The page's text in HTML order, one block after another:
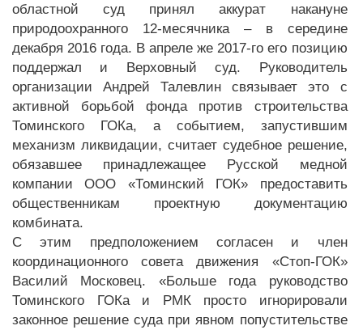
областной суд принял аккурат накануне
природоохранного 12-месячника – в середине
декабря 2016 года. В апреле же 2017-го его позицию
поддержал и Верховный суд. Руководитель
организации Андрей Талевлин связывает это с
активной борьбой фонда против строительства
Томинского ГОКа, а событием, запустившим
механизм ликвидации, считает судебное решение,
обязавшее принадлежащее Русской медной
компании ООО «Томинский ГОК» предоставить
общественникам проектную документацию
комбината.
С этим предположением согласен и член
координационного совета движения «Стоп-ГОК»
Василий Московец. «Больше года руководство
Томинского ГОКа и РМК просто игнорировали
законное решение суда при явном попустительстве